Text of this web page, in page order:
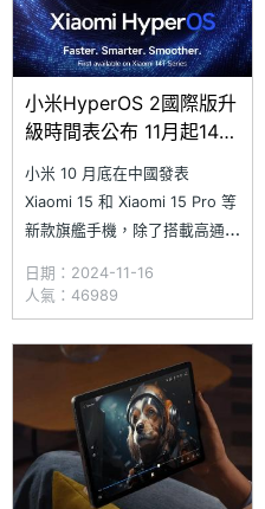
小米HyperOS 2國際版升
級時間表公布 11月起14T
小米 10 月底在中國發表
Xiaomi 15 和 Xiaomi 15 Pro 等
新款旗艦手機，除了搭載高通
平台，同時啟用最新的 Xiaomi
HyperOS 2（小米澎湃 OS 2）
使用介面，並公布中國版機型的
升級時間表。稍早，小米宣布
Xiaomi
日期：2024-11-16
人氣：46989